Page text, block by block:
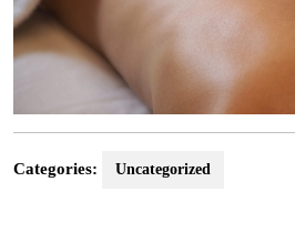
Categories: Uncategorized